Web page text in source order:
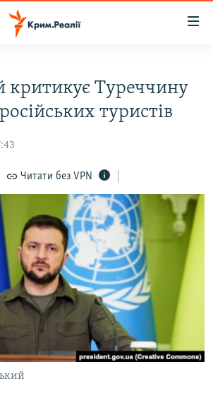
КРИМУ
критикує Туреччину
туристів
Читати без VPN